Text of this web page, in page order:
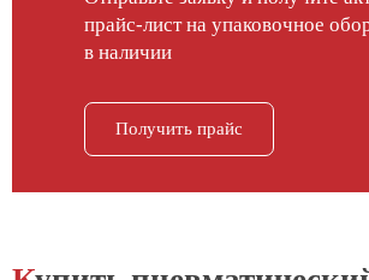
прайс-лист на упаковочное
в наличии
Получить прайс